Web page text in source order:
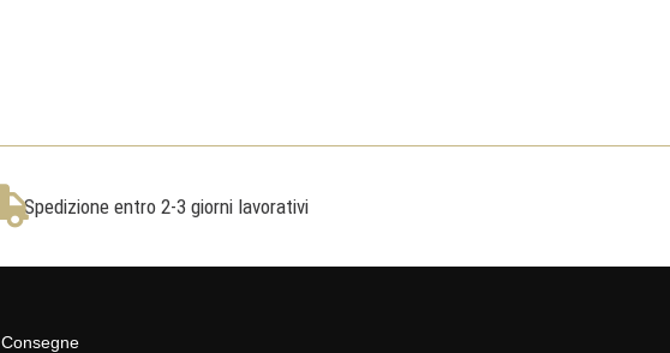
Spedizione entro 2-3 giorni lavorativi
Consegne